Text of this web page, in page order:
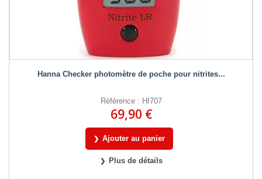
Hanna Checker photomètre de poche pour nitrites...
Référence : HI707
69,90 €
Ajouter au panier
Plus de détails